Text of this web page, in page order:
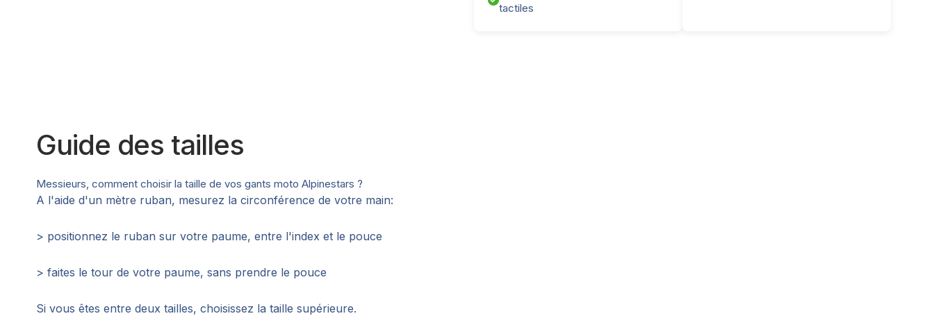
tactiles
Guide des tailles
Messieurs, comment choisir la taille de vos gants moto Alpinestars ?
A l'aide d'un mètre ruban, mesurez la circonférence de votre main:
> positionnez le ruban sur votre paume, entre l'index et le pouce
> faites le tour de votre paume, sans prendre le pouce
Si vous êtes entre deux tailles, choisissez la taille supérieure.